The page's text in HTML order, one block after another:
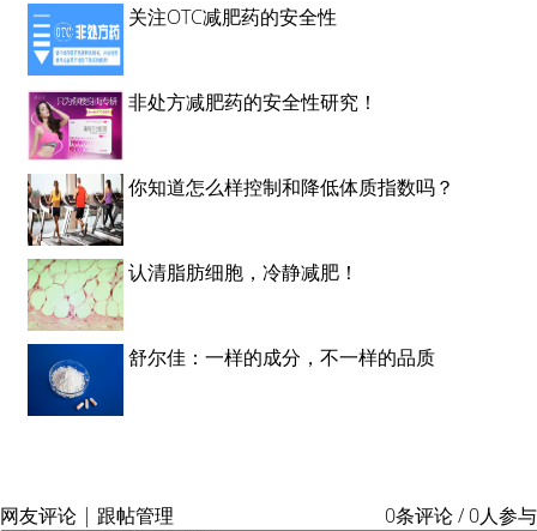
关注OTC减肥药的安全性
非处方减肥药的安全性研究！
你知道怎么样控制和降低体质指数吗？
认清脂肪细胞，冷静减肥！
舒尔佳：一样的成分，不一样的品质
网友评论 | 跟帖管理 0条评论 / 0人参与